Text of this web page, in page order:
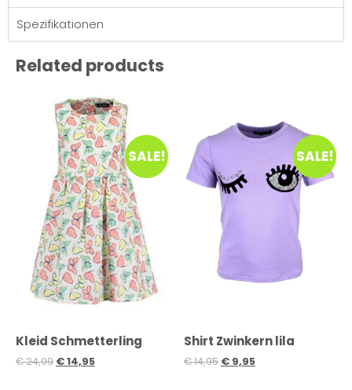
Spezifikationen
Related products
SALE!
Kleid Schmetterling
€24,99 €14,95
SALE!
Shirt Zwinkern lila
€14,95 € 9,95